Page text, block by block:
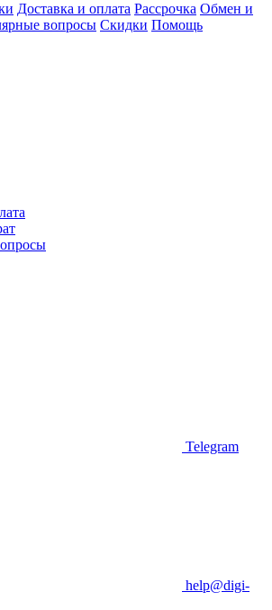
Доставка и оплата Рассрочка Обмен и
вопросы Скидки Помощь
Telegram
help@digi-